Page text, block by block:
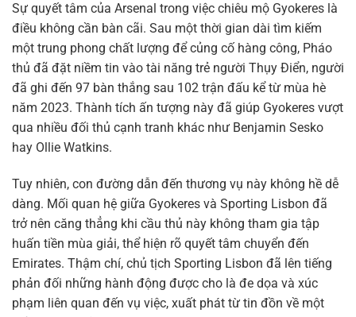
Sự quyết tâm của Arsenal trong việc chiêu mộ Gyokeres là
điều không cần bàn cãi. Sau một thời gian dài tìm kiếm
một trung phong chất lượng để củng cố hàng công, Pháo
thủ đã đặt niềm tin vào tài năng trẻ người Thụy Điển, người
đã ghi đến 97 bàn thắng sau 102 trận đấu kể từ mùa hè
năm 2023. Thành tích ấn tượng này đã giúp Gyokeres vượt
qua nhiều đối thủ cạnh tranh khác như Benjamin Sesko
hay Ollie Watkins.
Tuy nhiên, con đường dẫn đến thương vụ này không hề dễ
dàng. Mối quan hệ giữa Gyokeres và Sporting Lisbon đã
trở nên căng thẳng khi cầu thủ này không tham gia tập
huấn tiền mùa giải, thể hiện rõ quyết tâm chuyển đến
Emirates. Thậm chí, chủ tịch Sporting Lisbon đã lên tiếng
phản đối những hành động được cho là đe dọa và xúc
phạm liên quan đến vụ việc, xuất phát từ tin đồn về một